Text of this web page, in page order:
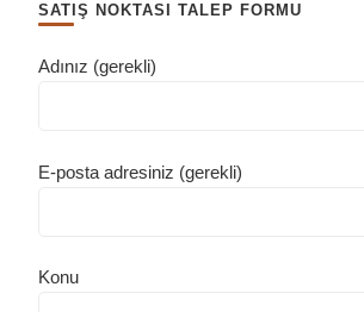
SATIŞ NOKTASI TALEP FORMU
Adınız (gerekli)
E-posta adresiniz (gerekli)
Konu